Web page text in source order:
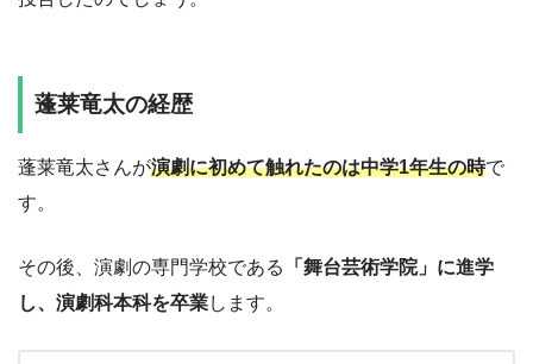
蓬莱竜太の経歴
蓬莱竜太さんが演劇に初めて触れたのは中学1年生の時で
す。
その後、演劇の専門学校である
「舞台芸術学院」に進学
し、演劇科本科を卒業します。